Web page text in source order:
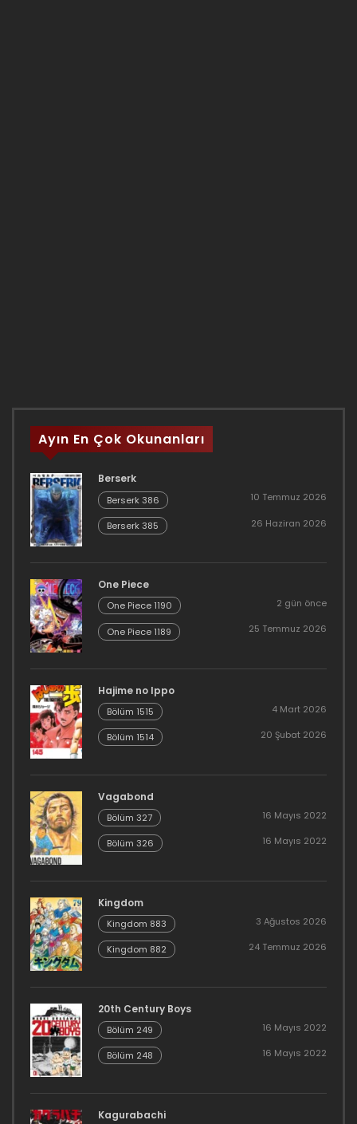
Ayın En Çok Okunanları
Berserk
Berserk 386 10 Temmuz 2026
Berserk 385 26 Haziran 2026
One Piece
One Piece 1190 2 gün önce
One Piece 1189 25 Temmuz 2026
Hajime no Ippo
Bölüm 1515 4 Mart 2026
Bölüm 1514 20 Şubat 2026
Vagabond
Bölüm 327 16 Mayıs 2022
Bölüm 326 16 Mayıs 2022
Kingdom
Kingdom 883 3 Ağustos 2026
Kingdom 882 24 Temmuz 2026
20th Century Boys
Bölüm 249 16 Mayıs 2022
Bölüm 248 16 Mayıs 2022
Kagurabachi